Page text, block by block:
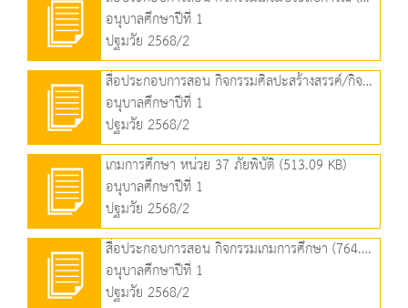
อนุบาลศึกษาปีที่ 1
ปฐมวัย 2568/2
สื่อประกอบการสอน กิจกรรมศิลปะสร้างสรรค์/กิจกรรมเล่นตามมุม (1.61 MB)
อนุบาลศึกษาปีที่ 1
ปฐมวัย 2568/2
เกมการศึกษา หน่วย 37 ภัยพิบัติ (513.09 KB)
อนุบาลศึกษาปีที่ 1
ปฐมวัย 2568/2
สื่อประกอบการสอน กิจกรรมเกมการศึกษา (764.37 KB)
อนุบาลศึกษาปีที่ 1
ปฐมวัย 2568/2